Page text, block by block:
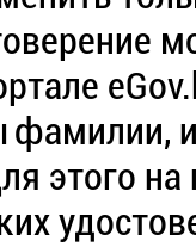
этого на